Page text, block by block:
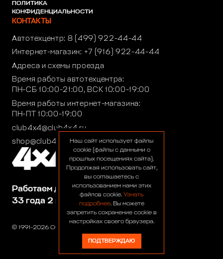
© 1991-2026 ООО «Сервис 4х4»
Работаем для вас:
33 года 2 месяца 23 дня
ПОЛИТИКА
КОНФИДЕНЦИАЛЬНОСТИ
КОНТАКТЫ
Автотехцентр: 8 (499) 922-44-44
Интернет-магазин: +7 (916) 922-44-44
Адреса и схемы проезда
Время работы автотехцентра:
ПН-СБ 10:00-21:00, ВСК 10:00-19:00
Время работы интернет-магазина:
ПН-ПТ 10:00-19:00
club4x4@club4x4.ru
shop@club4x4.ruНаш сайт использует файлы
cookie (файлы с данными о
прошлых посещениях сайта).
Продолжая использовать сайт,
вы соглашаетесь с
использованием нами этих
файлов cookie. Узнать
подробнее. Вы можете
запретить сохранение cookie в
настройках своего браузера.
ПОДТВЕРЖДАЮ